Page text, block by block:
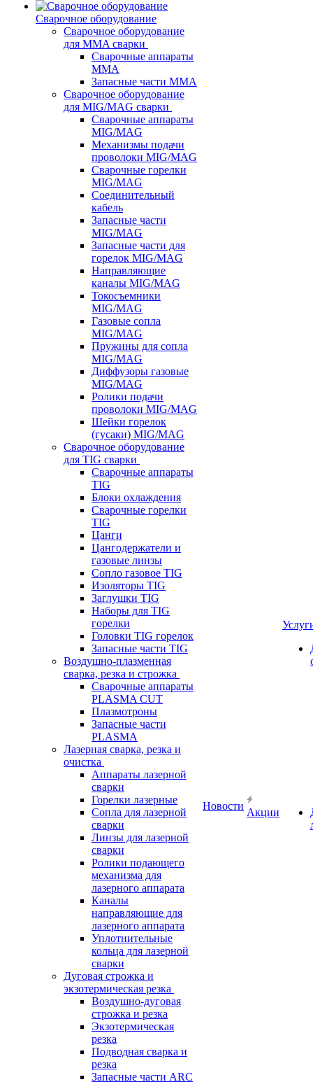
Сварочное оборудование
Сварочное оборудование
для MMA сварки
Сварочные аппараты
MMA
Запасные части MMA
Сварочное оборудование
для MIG/MAG сварки
Сварочные аппараты
MIG/MAG
Механизмы подачи
проволоки MIG/MAG
Сварочные горелки
MIG/MAG
Соединительный
кабель
Запасные части
MIG/MAG
Запасные части для
горелок MIG/MAG
Направляющие
каналы MIG/MAG
Токосъемники
MIG/MAG
Газовые сопла
MIG/MAG
Пружины для сопла
MIG/MAG
Диффузоры газовые
MIG/MAG
Ролики подачи
проволоки MIG/MAG
Шейки горелок
(гусаки) MIG/MAG
Сварочное оборудование
для TIG сварки
Сварочные аппараты
TIG
Блоки охлаждения
Сварочные горелки
TIG
Цанги
Цангодержатели и
газовые линзы
Сопло газовое TIG
Изоляторы TIG
Заглушки TIG
Наборы для TIG
горелки
Головки TIG горелок
Запасные части TIG
Воздушно-плазменная
сварка, резка и строжка
Сварочные аппараты
PLASMA CUT
Плазмотроны
Запасные части
PLASMA
Лазерная сварка, резка и
очистка
Аппараты лазерной
сварки
Горелки лазерные
Сопла для лазерной
сварки
Линзы для лазерной
сварки
Ролики подающего
механизма для
лазерного аппарата
Каналы
направляющие для
лазерного аппарата
Уплотнительные
кольца для лазерной
сварки
Дуговая строжка и
экзотермическая резка
Воздушно-дуговая
строжка и резка
Экзотермическая
резка
Подводная сварка и
резка
Запасные части ARC
Новости
Акции